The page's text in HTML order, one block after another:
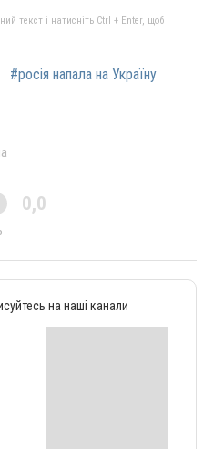
текст і натисніть Ctrl + Enter, щоб
#росія напала на Україну
0,0
на наші канали